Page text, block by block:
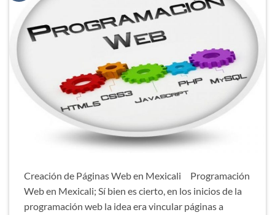
Creación de Páginas Web en Mexicali Programación
Web en Mexicali; Sí bien es cierto, en los inicios de la
programación web la idea era vincular páginas a